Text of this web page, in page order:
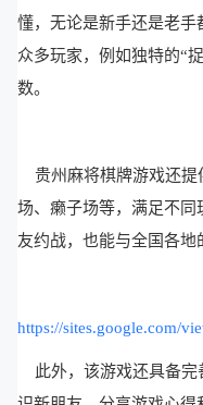
懂，无论是新手还是老手
众多玩家，例如独特的“
数。
贵州麻将棋牌游戏还提
场、癞子场等，满足不
友约战，也能与全国各地
https://sites.google.com/
此外，该游戏还具备完